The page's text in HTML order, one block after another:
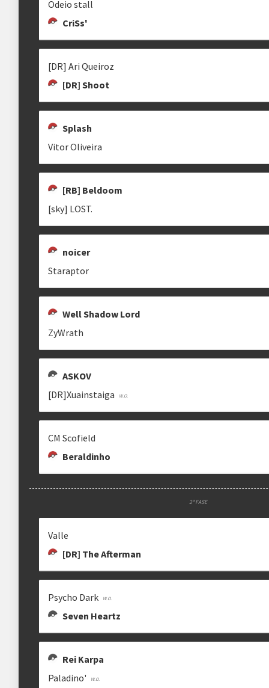
Odeio stall
CriSs'
[DR] Ari Queiroz
[DR] Shoot
Splash
Vitor Oliveira
[RB] Beldoom
[sky] LOST.
noicer
Staraptor
Well Shadow Lord
ZyWrath
ASKOV
[DR]Xuainstaiga
CM Scofield
Beraldinho
2ª FASE
Valle
[DR] The Afterman
Psycho Dark
Seven Heartz
Rei Karpa
Paladino'